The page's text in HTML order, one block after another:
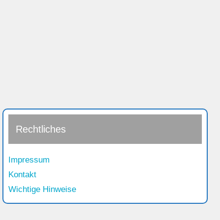
Rechtliches
Impressum
Kontakt
Wichtige Hinweise